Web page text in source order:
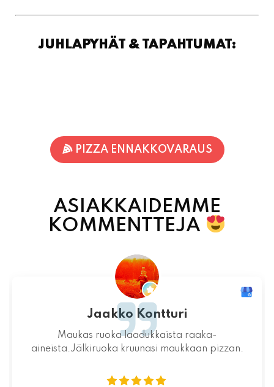
JUHLAPYHÄT & TAPAHTUMAT:
PIZZA ENNAKKOVARAUS
ASIAKKAIDEMME
KOMMENTTEJA
Jaakko Kontturi
Maukas ruoka laadukkaista raaka-
aineista.Jälkiruoka kruunasi maukkaan pizzan.